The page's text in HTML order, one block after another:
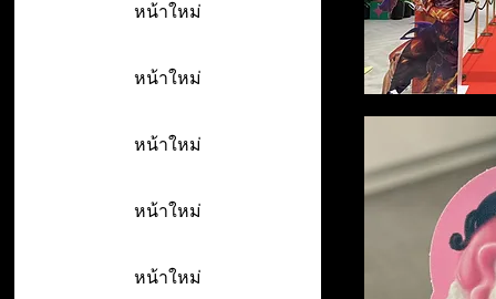
หน้าใหม่
หน้าใหม่
หน้าใหม่
หน้าใหม่
หน้าใหม่